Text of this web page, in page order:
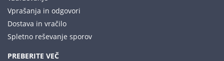
Vprašanja in odgovori
Dostava in vračilo
Spletno reševanje sporov
PREBERITE VEČ